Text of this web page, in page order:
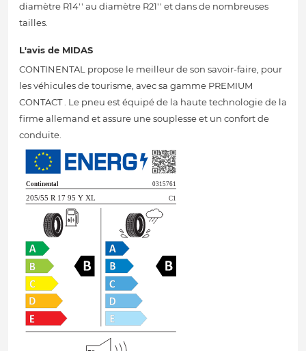
diamètre R14'' au diamètre R21'' et dans de nombreuses
tailles.
L'avis de MIDAS
CONTINENTAL propose le meilleur de son savoir-faire, pour
les véhicules de tourisme, avec sa gamme PREMIUM
CONTACT . Le pneu est équipé de la haute technologie de la
firme allemand et assure une souplesse et un confort de
conduite.